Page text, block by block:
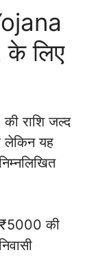
लिए
राशि जल्द
लेकिन यह
₹5000 की